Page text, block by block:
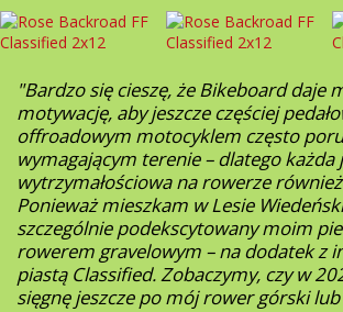
"Bardzo się cieszę, że Bikeboard daje
motywację, aby jeszcze częściej
offroadowym motocyklem często
wymagającym terenie – dlatego każda
wytrzymałościowa na rowerze
Ponieważ mieszkam w Lesie
szczególnie podekscytowany moim
rowerem gravelowym – na dodatek z
piastą Classified. Zobaczymy, czy w
sięgnę jeszcze po mój rower górski